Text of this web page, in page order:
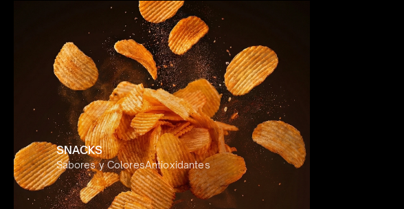
SNACKS
Sabores y ColoresAntioxidantes